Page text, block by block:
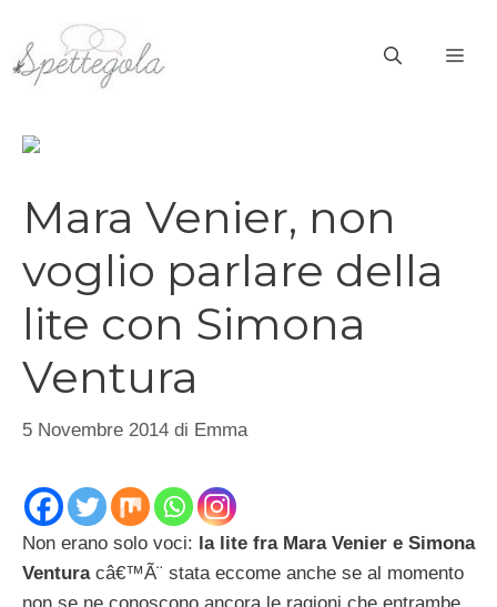
contenuto
Mara Venier, non
voglio parlare della
lite con Simona
Ventura
5 Novembre 2014 di Emma
Non erano solo voci: la lite fra Mara Venier e Simona
Venturacâ€™Ã¨ stata eccome anche se al momento
non se ne conoscono ancora le ragioni che entrambe